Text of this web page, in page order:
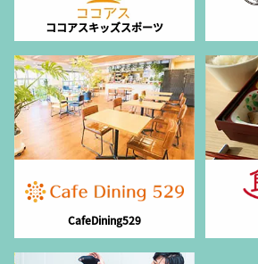
ココアスキッズスポーツ
CafeDining529